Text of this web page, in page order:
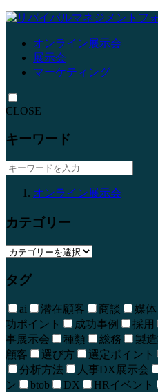
オンライン展示会
展示会
マーケティング
CLOSE
キーワード
オンライン展示会
カテゴリー
タグ
ai 潜在顧客 商談 媒体
功ポイント
成功事例 採用
事展示会
種類 総務 製
顧客
選び方 選定ポイント
分析方法
人事DX展示会
ン
btob DX HRイベント